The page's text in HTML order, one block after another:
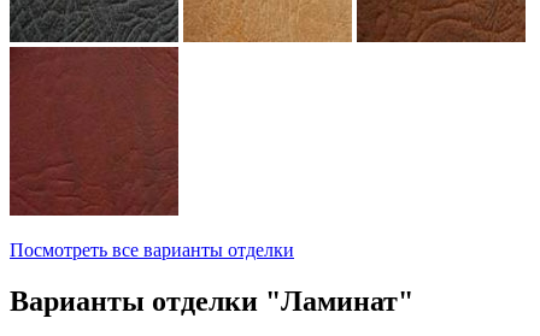
Посмотреть все варианты отделки
Варианты отделки "Ламинат"